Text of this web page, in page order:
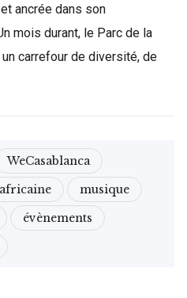
ancrée dans son
mois durant, le Parc de la
carrefour de diversité, de
WeCasablanca
musique
évènements